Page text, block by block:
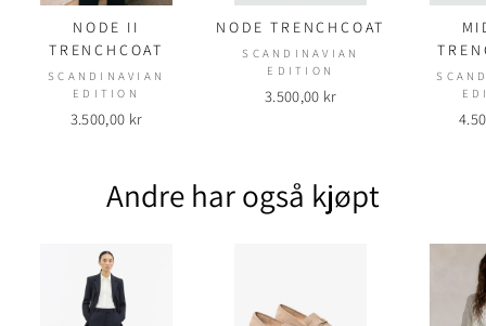
NODE II
TRENCHCOAT
SCANDINAVIAN
EDITION
3.500,00 kr
NODE TRENCHCOAT
SCANDINAVIAN
EDITION
3.500,00 kr
Andre har også kjøpt